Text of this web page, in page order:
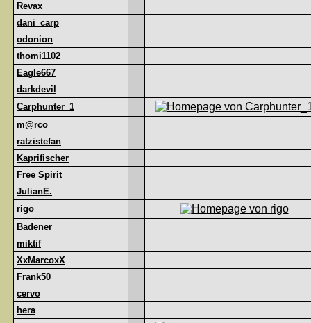
Revax
dani_carp
odonion
thomi1102
Eagle667
darkdevil
Carphunter_1
m@rco
ratzistefan
Kaprifischer
Free Spirit
JulianE.
rigo
Badener
miktif
XxMarcoxX
Frank50
cervo
hera